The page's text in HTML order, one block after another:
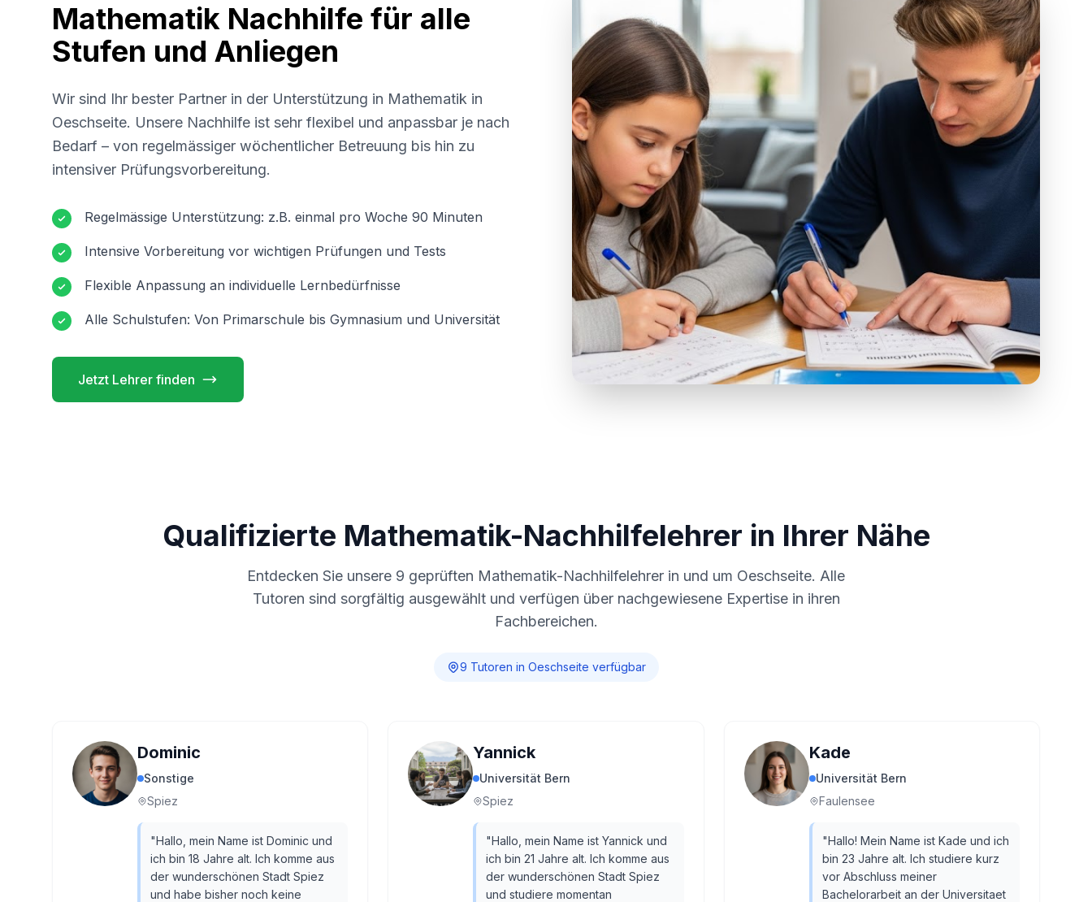
Mathematik Nachhilfe für alle
Stufen und Anliegen
Wir sind Ihr bester Partner in der Unterstützung in Mathematik in
Oeschseite. Unsere Nachhilfe ist sehr flexibel und anpassbar je nach
Bedarf – von regelmässiger wöchentlicher Betreuung bis hin zu
intensiver Prüfungsvorbereitung.
Regelmässige Unterstützung: z.B. einmal pro Woche 90 Minuten
Intensive Vorbereitung vor wichtigen Prüfungen und Tests
Flexible Anpassung an individuelle Lernbedürfnisse
Alle Schulstufen: Von Primarschule bis Gymnasium und Universität
Jetzt Lehrer finden
Qualifizierte Mathematik-Nachhilfelehrer in Ihrer Nähe
Entdecken Sie unsere 9 geprüften Mathematik-Nachhilfelehrer in und um Oeschseite. Alle
Tutoren sind sorgfältig ausgewählt und verfügen über nachgewiesene Expertise in ihren
Fachbereichen.
9 Tutoren in Oeschseite verfügbar
Dominic
Sonstige
Spiez
"Hallo, mein Name ist Dominic und
ich bin 18 Jahre alt. Ich komme aus
der wunderschönen Stadt Spiez
und habe bisher noch keine
Yannick
Universität Bern
Spiez
"Hallo, mein Name ist Yannick und
ich bin 21 Jahre alt. Ich komme aus
der wunderschönen Stadt Spiez
und studiere momentan
Kade
Universität Bern
Faulensee
"Hallo! Mein Name ist Kade und ich
bin 23 Jahre alt. Ich studiere kurz
vor Abschluss meiner
Bachelorarbeit an der Universitaet